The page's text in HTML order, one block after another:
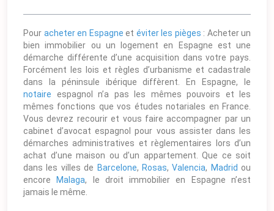
Pour acheter en Espagne et éviter les pièges : Acheter un
bien immobilier ou un logement en Espagne est une
démarche différente d’une acquisition dans votre pays.
Forcément les lois et règles d’urbanisme et cadastrale
dans la péninsule ibérique diffèrent. En Espagne, le
notaire espagnol n’a pas les mêmes pouvoirs et les
mêmes fonctions que vos études notariales en France.
Vous devrez recourir et vous faire accompagner par un
cabinet d’avocat espagnol pour vous assister dans les
démarches administratives et règlementaires lors d’un
achat d’une maison ou d’un appartement. Que ce soit
dans les villes de Barcelone, Rosas,Valencia, Madrid ou
encore
Malaga, le droit immobilier en Espagne n’est
jamais le même.